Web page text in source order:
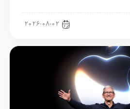
2026-08-02